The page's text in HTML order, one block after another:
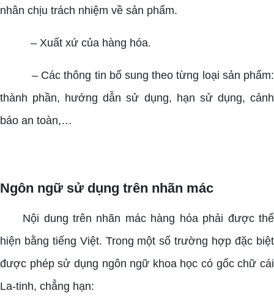
nhân chịu trách nhiệm về sản phẩm.
– Xuất xứ của hàng hóa.
– Các thông tin bổ sung theo từng loại sản phẩm:
thành phần, hướng dẫn sử dụng, hạn sử dụng, cảnh
báo an toàn,…
Ngôn ngữ sử dụng trên nhãn mác
Nội dung trên nhãn mác hàng hóa phải được thể
hiện bằng tiếng Việt. Trong một số trường hợp đặc biệt
được phép sử dụng ngôn ngữ khoa học có gốc chữ cái
La-tinh, chẳng hạn: